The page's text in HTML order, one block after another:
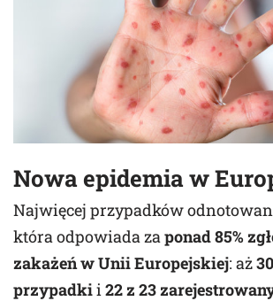
Nowa epidemia w
Najwięcej przypadków
która odpowiada zaponad 85%
zakażeń w Unii Europejskiej: aż
przypadkii22 z 23